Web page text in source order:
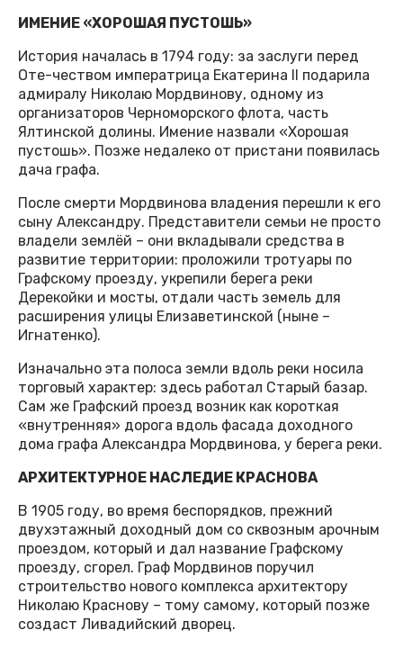
ИМЕНИЕ «ХОРОШАЯ ПУСТОШЬ»
История началась в 1794 году: за заслуги перед
Оте-чеством императрица Екатерина II подарила
адмиралу Николаю Мордвинову, одному из
организаторов Черноморского флота, часть
Ялтинской долины. Имение назвали «Хорошая
пустошь». Позже недалеко от пристани появилась
дача графа.
После смерти Мордвинова владения перешли к его
сыну Александру. Представители семьи не просто
владели землёй – они вкладывали средства в
развитие территории: проложили тротуары по
Графскому проезду, укрепили берега реки
Дерекойки и мосты, отдали часть земель для
расширения улицы Елизаветинской (ныне –
Игнатенко).
Изначально эта полоса земли вдоль реки носила
торговый характер: здесь работал Старый базар.
Сам же Графский проезд возник как короткая
«внутренняя» дорога вдоль фасада доходного
дома графа Александра Мордвинова, у берега реки.
АРХИТЕКТУРНОЕ НАСЛЕДИЕ КРАСНОВА
В 1905 году, во время беспорядков, прежний
двухэтажный доходный дом со сквозным арочным
проездом, который и дал название Графскому
проезду, сгорел. Граф Мордвинов поручил
строительство нового комплекса архитектору
Николаю Краснову – тому самому, который позже
создаст Ливадийский дворец.